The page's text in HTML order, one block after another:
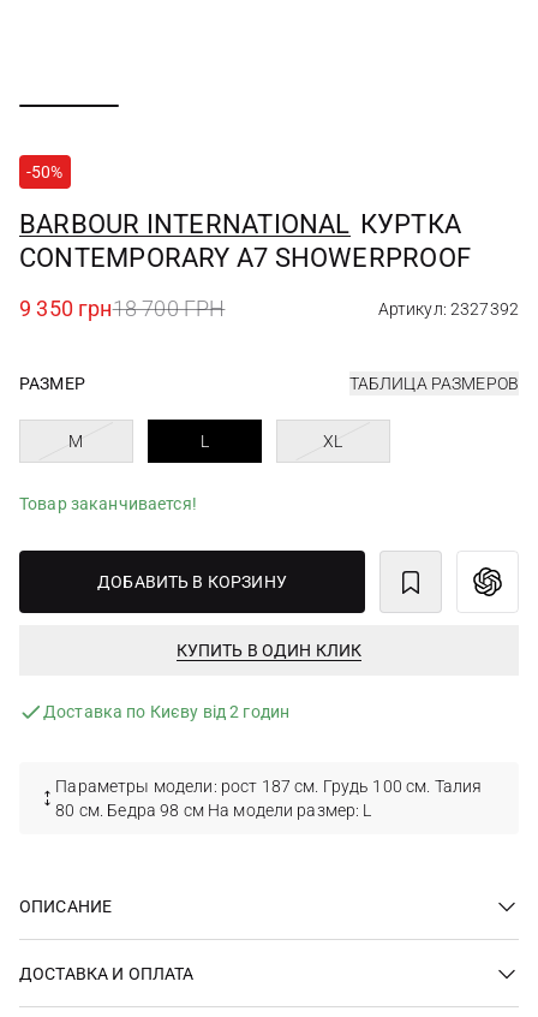
-50%
BARBOUR INTERNATIONAL КУРТКА
CONTEMPORARY A7 SHOWERPROOF
9 350 грн18 700 ГРН Артикул: 2327392
РАЗМЕР ТАБЛИЦА РАЗМЕРОВ
M L XL
Товар заканчивается!
ДОБАВИТЬ В КОРЗИНУ
КУПИТЬ В ОДИН КЛИК
Доставка по Києву від 2 годин
Параметры модели: рост 187 см. Грудь 100 см. Талия
80 см. Бедра 98 см На модели размер: L
ОПИСАНИЕ
ДОСТАВКА И ОПЛАТА